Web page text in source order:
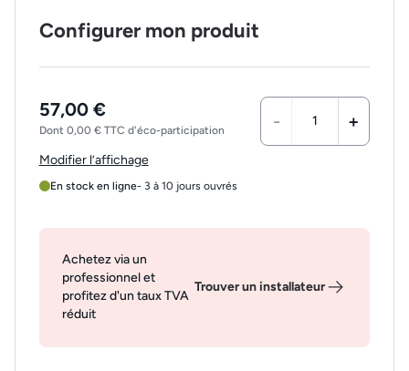
Configurer mon produit
57,00 €
Dont 0,00 € TTC d'éco-participation - +
Modifier l’affichage
En stock en ligne- 3 à 10 jours ouvrés
Achetez via un
professionnel et
profitez d'un taux TVA
réduit
Trouver un installateur